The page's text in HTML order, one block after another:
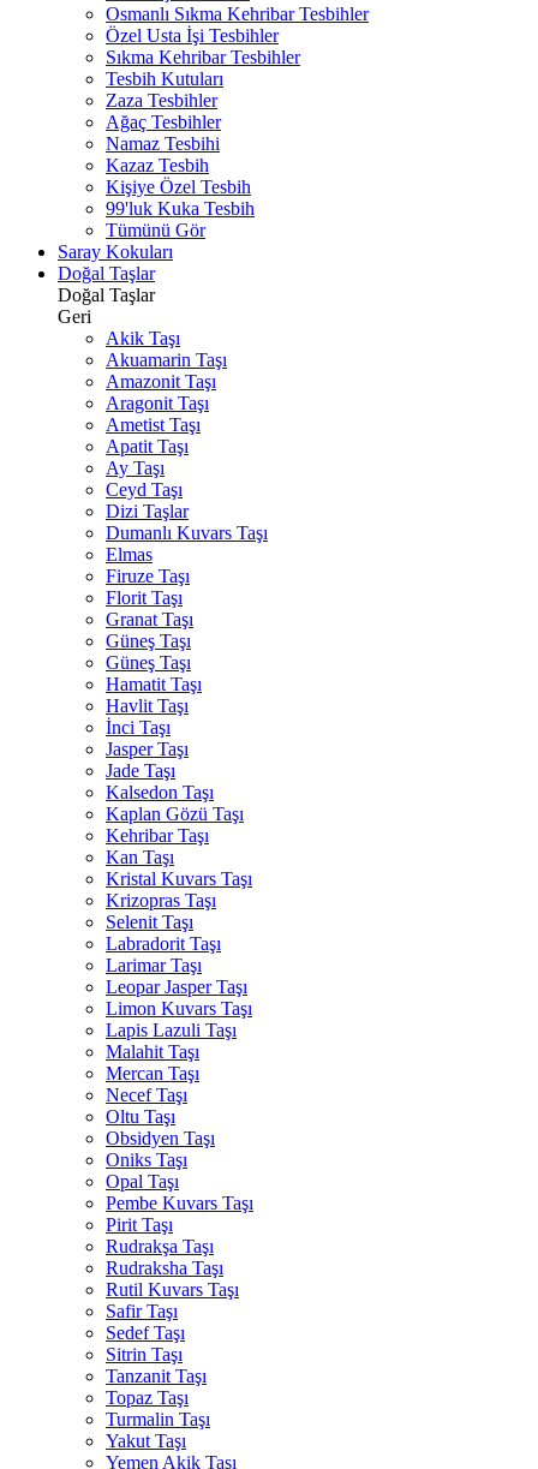
Osmanlı Sıkma Kehribar Tesbihler
Özel Usta İşi Tesbihler
Sıkma Kehribar Tesbihler
Tesbih Kutuları
Zaza Tesbihler
Ağaç Tesbihler
Namaz Tesbihi
Kazaz Tesbih
Kişiye Özel Tesbih
99'luk Kuka Tesbih
Tümünü Gör
Saray Kokuları
Doğal Taşlar
Doğal Taşlar
Geri
Akik Taşı
Akuamarin Taşı
Amazonit Taşı
Aragonit Taşı
Ametist Taşı
Apatit Taşı
Ay Taşı
Ceyd Taşı
Dizi Taşlar
Dumanlı Kuvars Taşı
Elmas
Firuze Taşı
Florit Taşı
Granat Taşı
Güneş Taşı
Güneş Taşı
Hamatit Taşı
Havlit Taşı
İnci Taşı
Jasper Taşı
Jade Taşı
Kalsedon Taşı
Kaplan Gözü Taşı
Kehribar Taşı
Kan Taşı
Kristal Kuvars Taşı
Krizopras Taşı
Selenit Taşı
Labradorit Taşı
Larimar Taşı
Leopar Jasper Taşı
Limon Kuvars Taşı
Lapis Lazuli Taşı
Malahit Taşı
Mercan Taşı
Necef Taşı
Oltu Taşı
Obsidyen Taşı
Oniks Taşı
Opal Taşı
Pembe Kuvars Taşı
Pirit Taşı
Rudrakşa Taşı
Rudraksha Taşı
Rutil Kuvars Taşı
Safir Taşı
Sedef Taşı
Sitrin Taşı
Tanzanit Taşı
Topaz Taşı
Turmalin Taşı
Yakut Taşı
Yemen Akik Taşı